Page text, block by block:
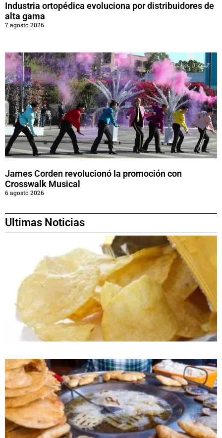
Industria ortopédica evoluciona por distribuidores de
alta gama
7 agosto 2026
James Corden revolucionó la promoción con
Crosswalk Musical
6 agosto 2026
Ultimas Noticias